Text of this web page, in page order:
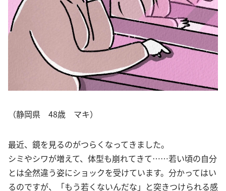
（静岡県 48歳 マキ）
最近、鏡を見るのがつらくなってきました。
シミやシワが増えて、体型も崩れてきて……若い頃の自分
とは全然違う姿にショックを受けています。分かってはい
るのですが、「もう若くないんだな」と突きつけられる感